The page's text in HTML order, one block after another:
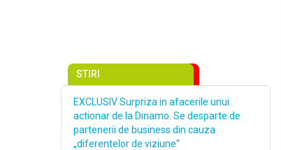
STIRI
EXCLUSIV Surpriza in afacerile unui
actionar de la Dinamo. Se desparte de
partenerii de business din cauza
„diferentelor de viziune“